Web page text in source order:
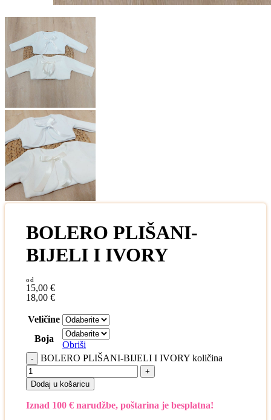
BOLERO PLIŠANI-
BIJELI I IVORY
15,00 €
18,00 €
Veličine
Boja
Obriši
BOLERO PLIŠANI-BIJELI I IVORY količina
Dodaj u košaricu
Iznad 100 € narudžbe, poštarina je besplatna!